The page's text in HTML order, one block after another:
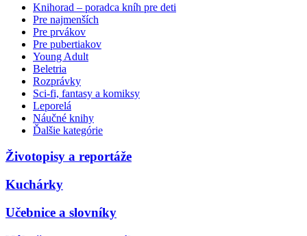
Knihorad – poradca kníh pre deti
Pre najmenších
Pre prvákov
Pre pubertiakov
Young Adult
Beletria
Rozprávky
Sci-fi, fantasy a komiksy
Leporelá
Náučné knihy
Ďalšie kategórie
Životopisy a reportáže
Kuchárky
Učebnice a slovníky